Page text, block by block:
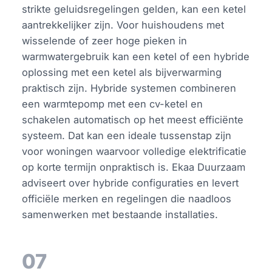
strikte geluidsregelingen gelden, kan een ketel
aantrekkelijker zijn. Voor huishoudens met
wisselende of zeer hoge pieken in
warmwatergebruik kan een ketel of een hybride
oplossing met een ketel als bijverwarming
praktisch zijn. Hybride systemen combineren
een warmtepomp met een cv-ketel en
schakelen automatisch op het meest efficiënte
systeem. Dat kan een ideale tussenstap zijn
voor woningen waarvoor volledige elektrificatie
op korte termijn onpraktisch is. Ekaa Duurzaam
adviseert over hybride configuraties en levert
officiële merken en regelingen die naadloos
samenwerken met bestaande installaties.
07